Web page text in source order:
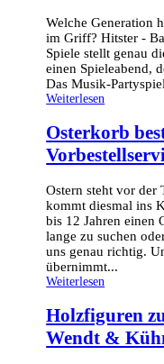
Welche Generation
im Griff? Hitster -
Spiele stellt genau
einen Spieleabend,
Das Musik-
Weiterlesen
Osterkorb
Ostern steht vor der
kommt diesmal ins
bis 12 Jahren einen
lange zu suchen
uns genau richtig.
übernimmt...
Weiterlesen
Holzfiguren
Wendt &